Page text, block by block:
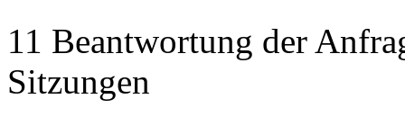
11 Beantwortung der
Sitzungen